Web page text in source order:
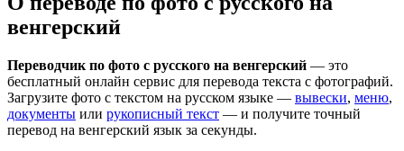
венгерский
Переводчик по фото с русского на венгерский — это
бесплатный онлайн сервис для перевода текста с фотографий.
Загрузите фото с текстом на русском языке — вывески, меню,
документы или рукописный текст — и получите точный
перевод на венгерский язык за секунды.